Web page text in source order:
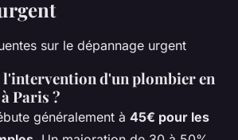
l'intervention d'un plombier en
Paris ?
généralement à 45€ pour les